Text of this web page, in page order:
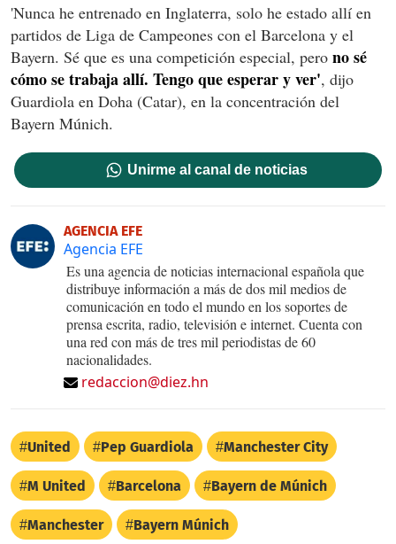
'Nunca he entrenado en Inglaterra, solo he estado allí en
partidos de Liga de Campeones con el Barcelona y el
Bayern. Sé que es una competición especial, pero no sé
cómo se trabaja allí. Tengo que esperar y ver', dijo
Guardiola en Doha (Catar), en la concentración del
Bayern Múnich.
Unirme al canal de noticias
AGENCIA EFE
Agencia EFE
Es una agencia de noticias internacional española que
distribuye información a más de dos mil medios de
comunicación en todo el mundo en los soportes de
prensa escrita, radio, televisión e internet. Cuenta con
una red con más de tres mil periodistas de 60
nacionalidades.
redaccion@diez.hn
United Pep Guardiola Manchester City
M United Barcelona Bayern de Múnich
Manchester Bayern Múnich